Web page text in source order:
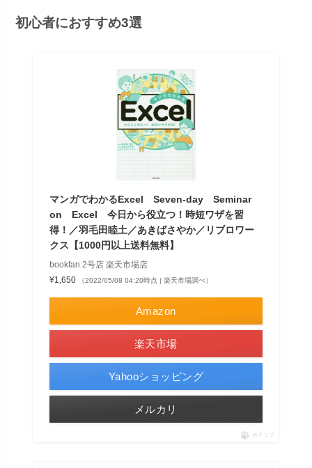
初心者におすすめ3選
マンガでわかるExcel Seven‐day Seminar
on Excel 今日から役立つ！時短ワザを習
得！／羽毛田睦土／あきばさやか／リブロワー
クス【1000円以上送料無料】
bookfan 2号店 楽天市場店
¥1,650
（2022/05/08 04:20時点 | 楽天市場調べ）
Amazon
楽天市場
Yahooショッピング
メルカリ
ポチップ